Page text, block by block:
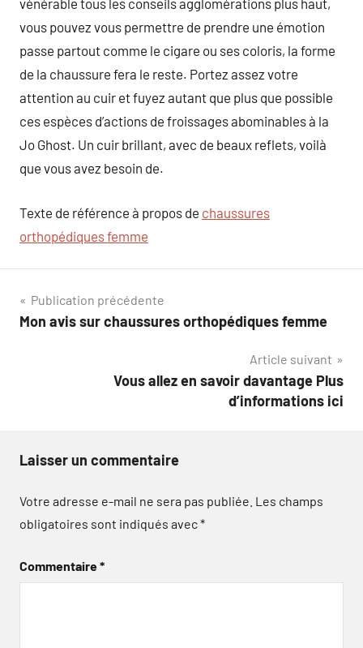
vénérable tous les conseils agglomérations plus haut,
vous pouvez vous permettre de prendre une émotion
passe partout comme le cigare ou ses coloris, la forme
de la chaussure fera le reste. Portez assez votre
attention au cuir et fuyez autant que plus que possible
ces espèces d’actions de froissages abominables à la
Jo Ghost. Un cuir brillant, avec de beaux reflets, voilà
que vous avez besoin de.
Texte de référence à propos de chaussures
orthopédiques femme
Navigation
de
Publication précédente
Mon avis sur chaussures orthopédiques femme
Article suivant
Vous allez en savoir davantage Plus
d’informations ici
Laisser un commentaire
Votre adresse e-mail ne sera pas publiée. Les champs
obligatoires sont indiqués avec*
Commentaire*